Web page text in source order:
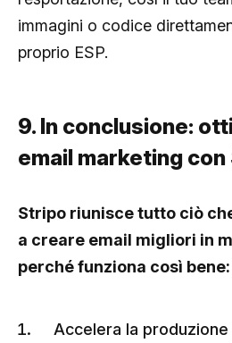
immagini o codice
proprio ESP.
9. In conclusione:
email marketing
Stripo riunisce tutto ciò
a creare email migliori in
perché funziona così bene:
Accelera la